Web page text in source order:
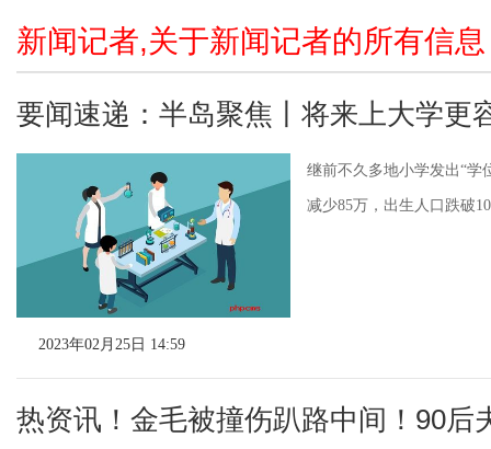
新闻记者,关于新闻记者的所有信息
要闻速递：半岛聚焦丨将来上大学更
继前不久多地小学发出“学
减少85万，出生人口跌破
2023年02月25日 14:59
热资讯！金毛被撞伤趴路中间！90后